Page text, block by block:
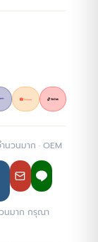
นวนมาก · OEM
นมาก กรุณา